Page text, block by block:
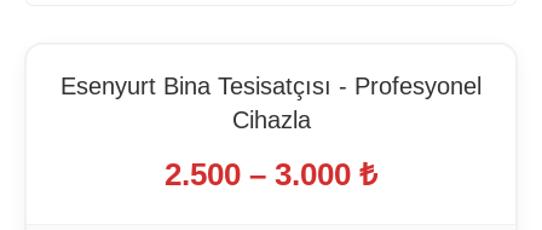
Esenyurt Bina Tesisatçısı - Profesyonel
Cihazla
2.500 – 3.000 ₺